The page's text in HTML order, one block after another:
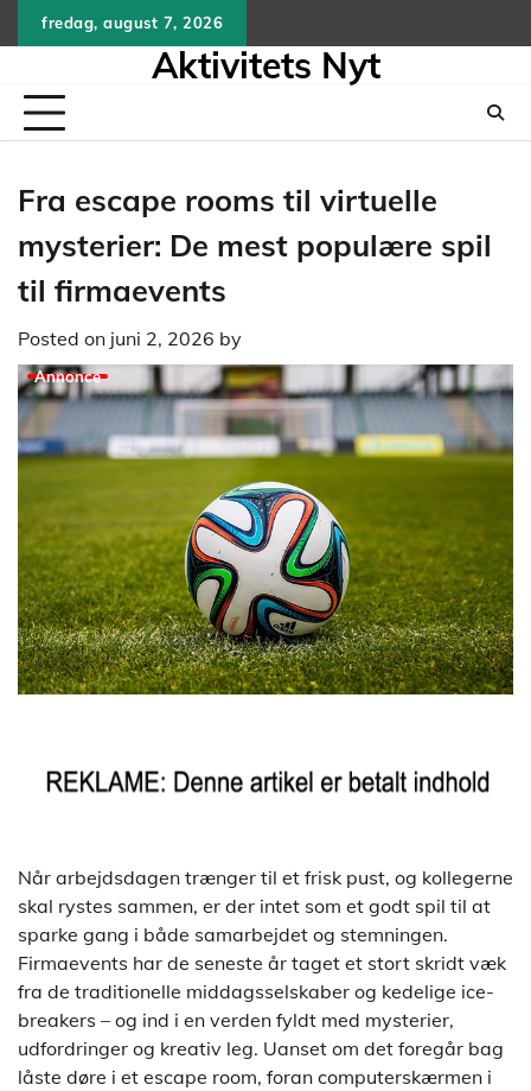
to
fredag, august 7, 2026
Aktivitets Nyt
Fra escape rooms til virtuelle
mysterier: De mest populære spil
til firmaevents
Posted on juni 2, 2026 by
Annonce
Når arbejdsdagen trænger til et frisk pust, og kollegerne
skal rystes sammen, er der intet som et godt spil til at
sparke gang i både samarbejdet og stemningen.
Firmaevents har de seneste år taget et stort skridt væk
fra de traditionelle middagsselskaber og kedelige ice-
breakers – og ind i en verden fyldt med mysterier,
udfordringer og kreativ leg. Uanset om det foregår bag
låste døre i et escape room, foran computerskærmen i